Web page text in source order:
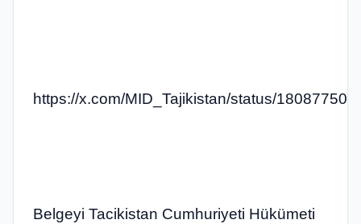
https://x.com/MID_Tajikistan/status/
Belgeyi Tacikistan Cumhuriyeti Hükümeti